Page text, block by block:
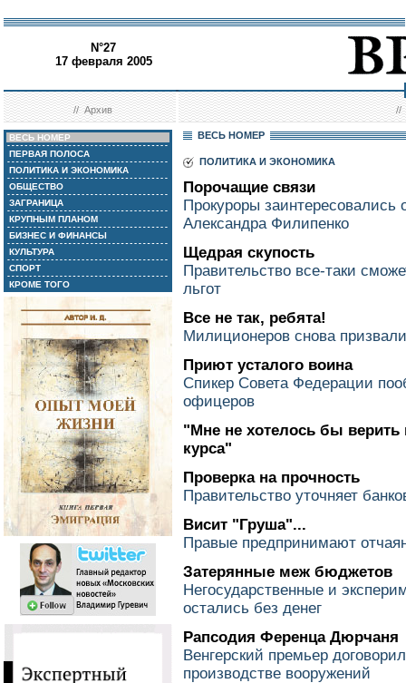
N°27
17 февраля 2005
//Архив //
ВЕСЬ НОМЕР
ПЕРВАЯ ПОЛОСА
ПОЛИТИКА И ЭКОНОМИКА
ОБЩЕСТВО
ЗАГРАНИЦА
КРУПНЫМ ПЛАНОМ
БИЗНЕС И ФИНАНСЫ
КУЛЬТУРА
СПОРТ
КРОМЕ ТОГО
ВЕСЬ НОМЕР
ПОЛИТИКА И ЭКОНОМИКА
Порочащие связи
Прокуроры
Александра Филипенко
Щедрая скупость
Правительство все-таки
льгот
Все не так, ребята!
Милиционеров снова
Приют усталого воина
Спикер Совета Федерации
офицеров
"Мне не хотелось бы верить
курса"
Проверка на прочность
Правительство уточняет
Висит "Груша"...
Правые предпринимают
Затерянные меж бюджетов
Негосударственные и
остались без денег
Рапсодия Ференца Дюрчаня
Венгерский премьер
производстве вооружений